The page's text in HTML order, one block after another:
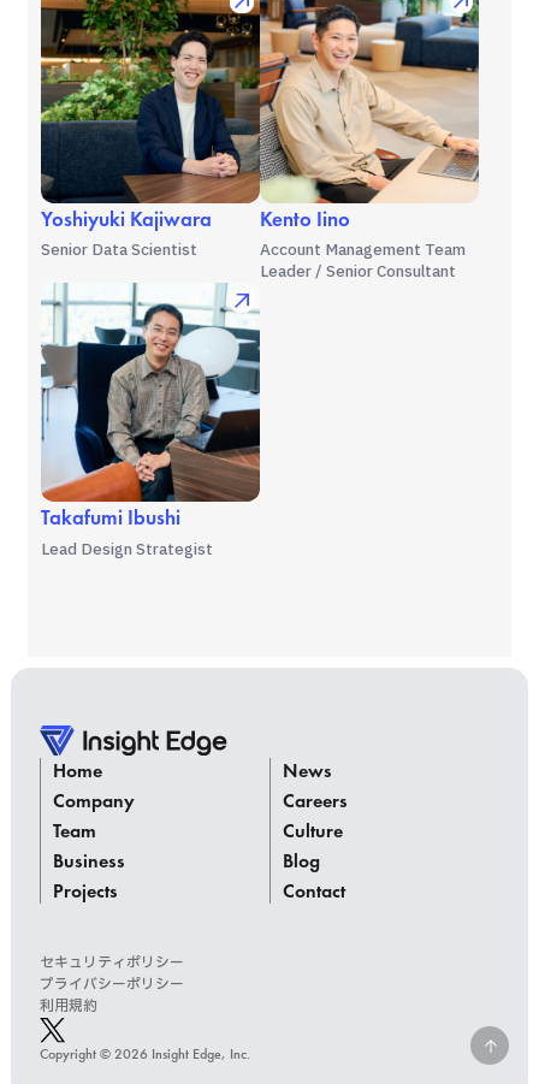
Yoshiyuki Kajiwara
Senior Data Scientist
Kento Iino
Account Management Team
Leader / Senior Consultant
Takafumi Ibushi
Lead Design Strategist
Home
Company
Team
Business
Projects
News
Careers
Culture
Blog
Contact
Copyright © 2026 Insight Edge, Inc.
セキュリティポリシー
プライバシーポリシー
利用規約